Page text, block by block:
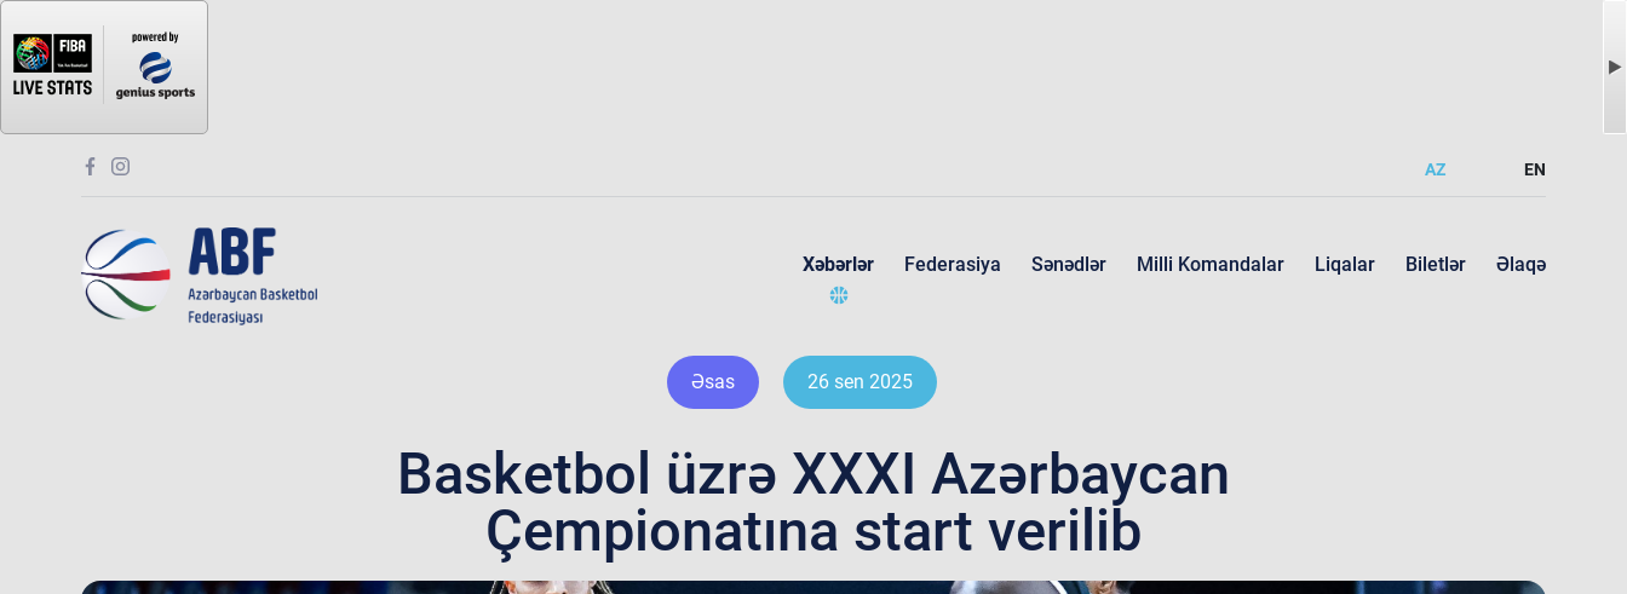
AZ EN
Xəbərlər Federasiya Sənədlər Milli Komandalar Liqalar Biletlər Əlaqə
Əsas 26 sen 2025
Basketbol üzrə XXXI Azərbaycan
Çempionatına start verilib